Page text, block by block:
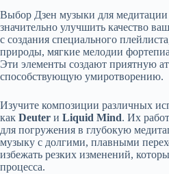
Выбор Дзен музыки для
значительно улучшить качество
с создания специального
природы, мягкие мелодии
Эти элементы создают приятную
способствующую умиротворению.
Изучите композиции различных
как Deuter и Liquid Mind. Их
для погружения в глубокую
музыку с долгими, плавными
избежать резких изменений,
процесса.